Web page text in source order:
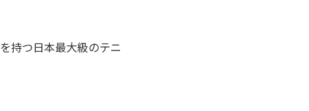
持つ日本最大級のテニ